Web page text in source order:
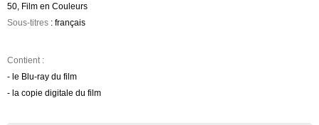
50, Film en Couleurs
Sous-titres : français
Contient :
- le Blu-ray du film
- la copie digitale du film